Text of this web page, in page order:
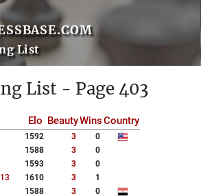
List
List - Page 403
Elo BeautyWinsCountry
1592 3
0
1588 3
0
1593 3
0
1610 3
1
1588 3
0